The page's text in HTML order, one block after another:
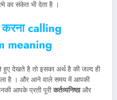
का संकेत भी देता है ।
calling
meaning
देखते है तो इसका अर्थ है की जल्द ही
है । और आने वाले समय में आपकी
आपके प्रती पूरीकर्तव्यनिष्ठाऔर